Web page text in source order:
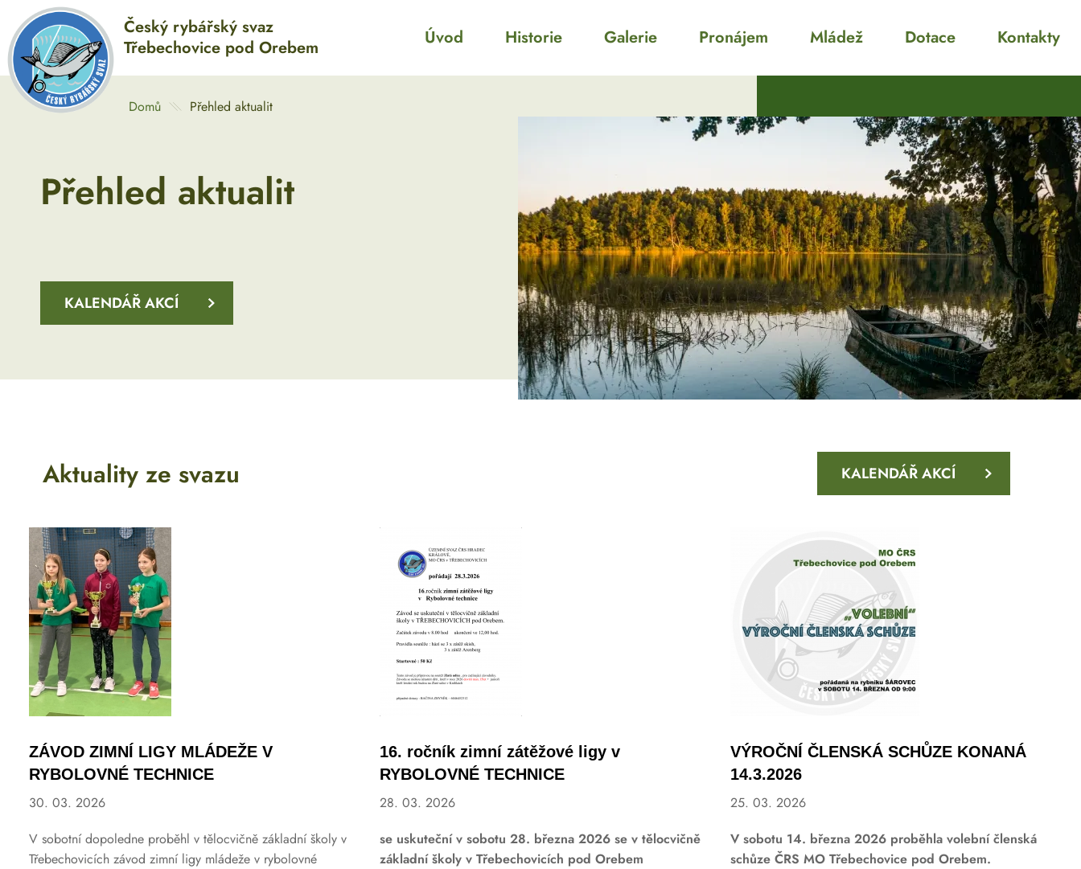
Český rybářský svaz
Třebechovice pod Orebem
Úvod Historie Galerie Pronájem Mládež Dotace Kontakty
Domů Přehled aktualit
Přehled aktualit
KALENDÁŘ AKCÍ
Aktuality ze svazu KALENDÁŘ AKCÍ
ZÁVOD ZIMNÍ LIGY MLÁDEŽE V
RYBOLOVNÉ TECHNICE
30. 03. 2026
V sobotní dopoledne proběhl v tělocvičně základní školy v
Třebechovicích závod zimní ligy mládeže v rybolovné
16. ročník zimní zátěžové ligy v
RYBOLOVNÉ TECHNICE
28. 03. 2026
se uskuteční v sobotu 28. března 2026 se v tělocvičně
základní školy v Třebechovicích pod Orebem
VÝROČNÍ ČLENSKÁ SCHŮZE KONANÁ
14.3.2026
25. 03. 2026
V sobotu 14. března 2026 proběhla volební členská
schůze ČRS MO Třebechovice pod Orebem.